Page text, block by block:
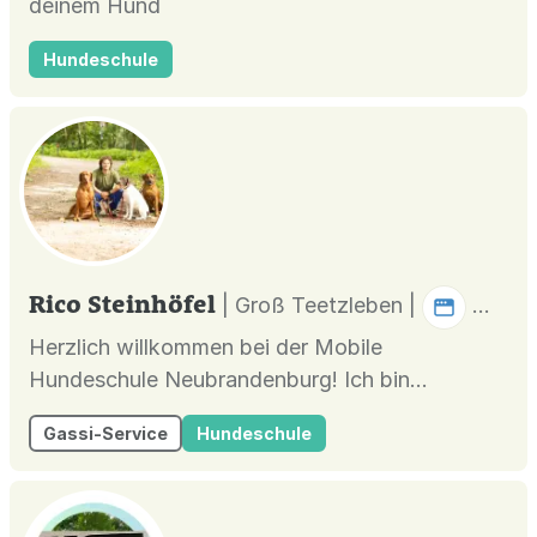
deinem Hund
Hundeschule
Rico Steinhöfel
| Groß Teetzleben |
Herzlich willkommen bei der Mobile
Hundeschule Neubrandenburg! Ich bin
spezialisiert auf effektives Hundetraining in
Neubrandenburg sowie in den umliegenden
Demmin. Ich biete maßgeschneiderte
Gassi-Service Hundeschule